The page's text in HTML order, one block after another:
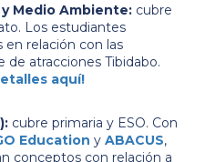
Medio Ambiente: cubre
Los estudiantes
en relación con las
de atracciones Tibidabo.
aquí!
cubre primaria y ESO. Con
Education y ABACUS,
conceptos con relación a